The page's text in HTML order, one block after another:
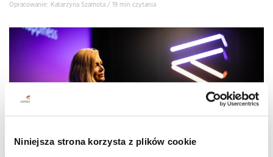
Niniejsza strona korzysta z plików cookie
Opracowanie: Katarzyna Szamota / 19 min czytania